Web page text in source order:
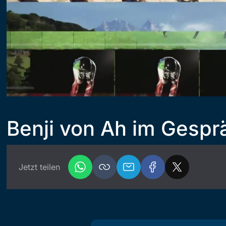
Benji von Ah im
Jetzt teilen